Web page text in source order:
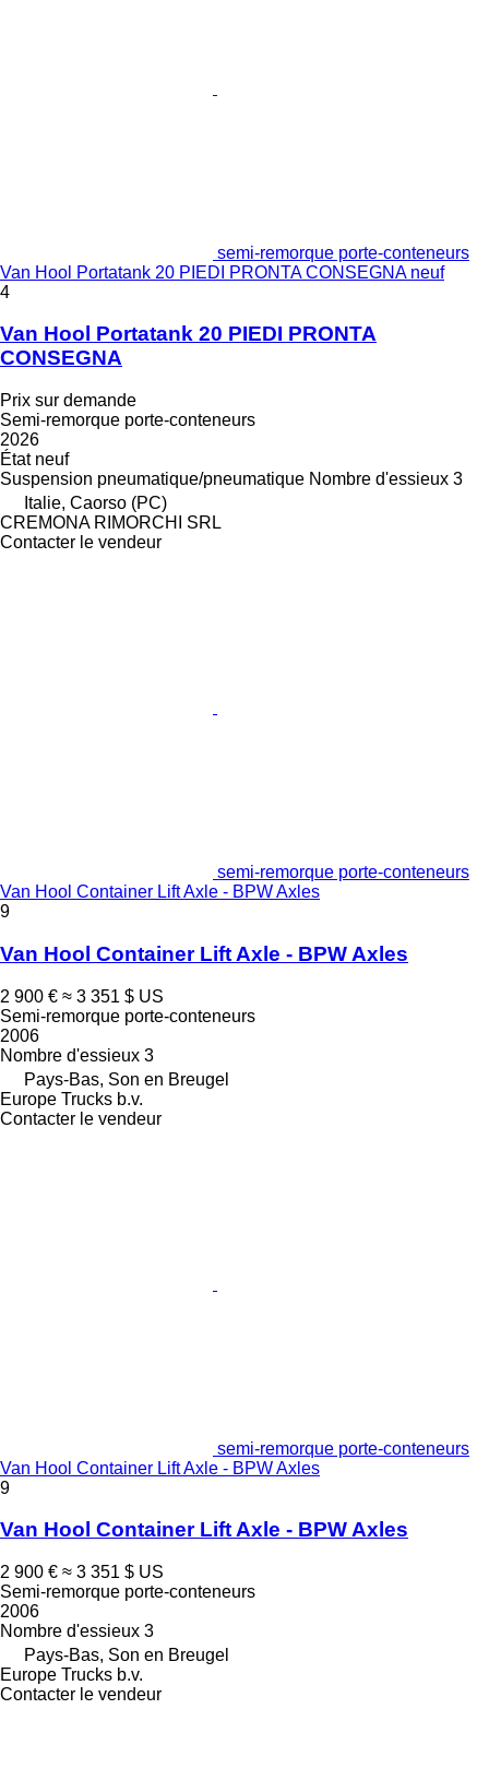
semi-remorque porte-conteneurs
Van Hool Portatank 20 PIEDI PRONTA CONSEGNA neuf
4
Van Hool Portatank 20 PIEDI PRONTA
CONSEGNA
Prix sur demande
Semi-remorque porte-conteneurs
2026
Étatneuf
Suspension pneumatique/pneumatique Nombre d'essieux 3
Italie, Caorso (PC)
CREMONA RIMORCHI SRL
Contacter le vendeur
semi-remorque porte-conteneurs
Van Hool Container Lift Axle - BPW Axles
9
Van Hool Container Lift Axle - BPW Axles
2 900 € ≈ 3 351 $ US
Semi-remorque porte-conteneurs
2006
Nombre d'essieux 3
Pays-Bas, Son en Breugel
Europe Trucks b.v.
Contacter le vendeur
semi-remorque porte-conteneurs
Van Hool Container Lift Axle - BPW Axles
9
Van Hool Container Lift Axle - BPW Axles
2 900 € ≈ 3 351 $ US
Semi-remorque porte-conteneurs
2006
Nombre d'essieux 3
Pays-Bas, Son en Breugel
Europe Trucks b.v.
Contacter le vendeur